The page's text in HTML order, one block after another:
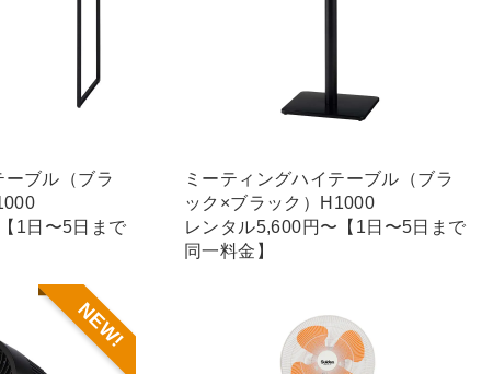
ーブル（ブラ
1日〜5日まで
ミーティングハイテーブル（ブラ
ック×ブラック）H1000
レンタル5,600円〜【1日〜5日まで
同一料金】
NEW!